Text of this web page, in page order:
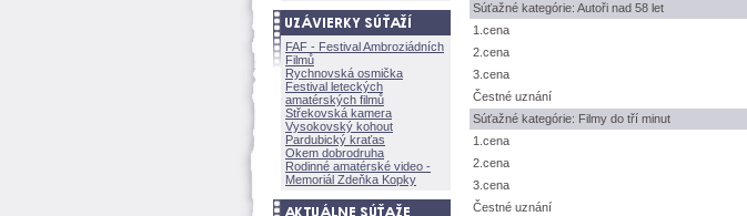
FAF - Festival Ambroziádních
Filmů
Rychnovská osmička
Festival leteckých
amatérských filmů
Střekovská kamera
Vysokovský kohout
Pardubický kraťas
Okem dobrodruha
Rodinné amatérské video -
Memoriál Zdeňka Kopky
Súťažné kategórie: Autoři nad 58 let
1.cena
2.cena
3.cena
Čestné uznání
Súťažné kategórie: Filmy do tří minut
1.cena
2.cena
3.cena
Čestné uznání